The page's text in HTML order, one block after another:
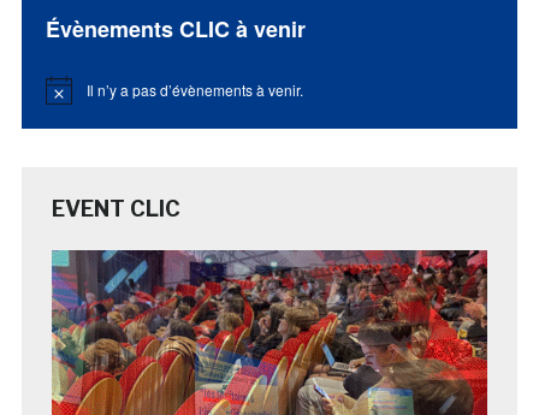
Évènements CLIC à venir
Notice Il n’y a pas d’évènements à venir.
EVENT CLIC